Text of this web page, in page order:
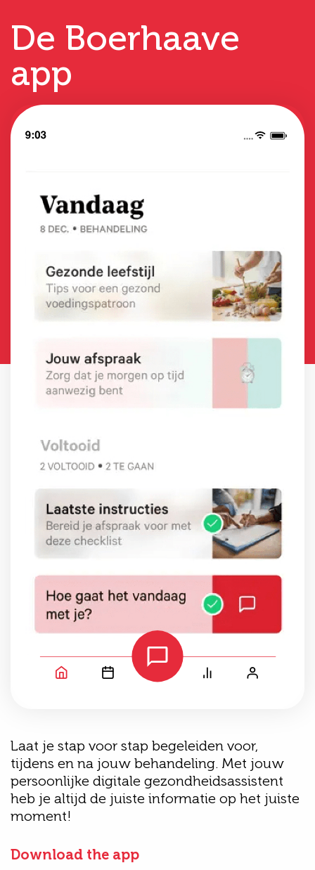
De Boerhaave
app
Laat je stap voor stap begeleiden voor,
tijdens en na jouw behandeling. Met jouw
persoonlijke digitale gezondheidsassistent
heb je altijd de juiste informatie op het juiste
moment!
Download the app